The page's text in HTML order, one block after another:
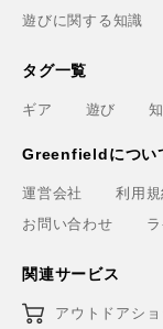
遊びに関する知識
タグ一覧
ギア 遊び
Greenfieldについ
運営会社 利用規
お問い合わせ
関連サービス
アウトドアシ